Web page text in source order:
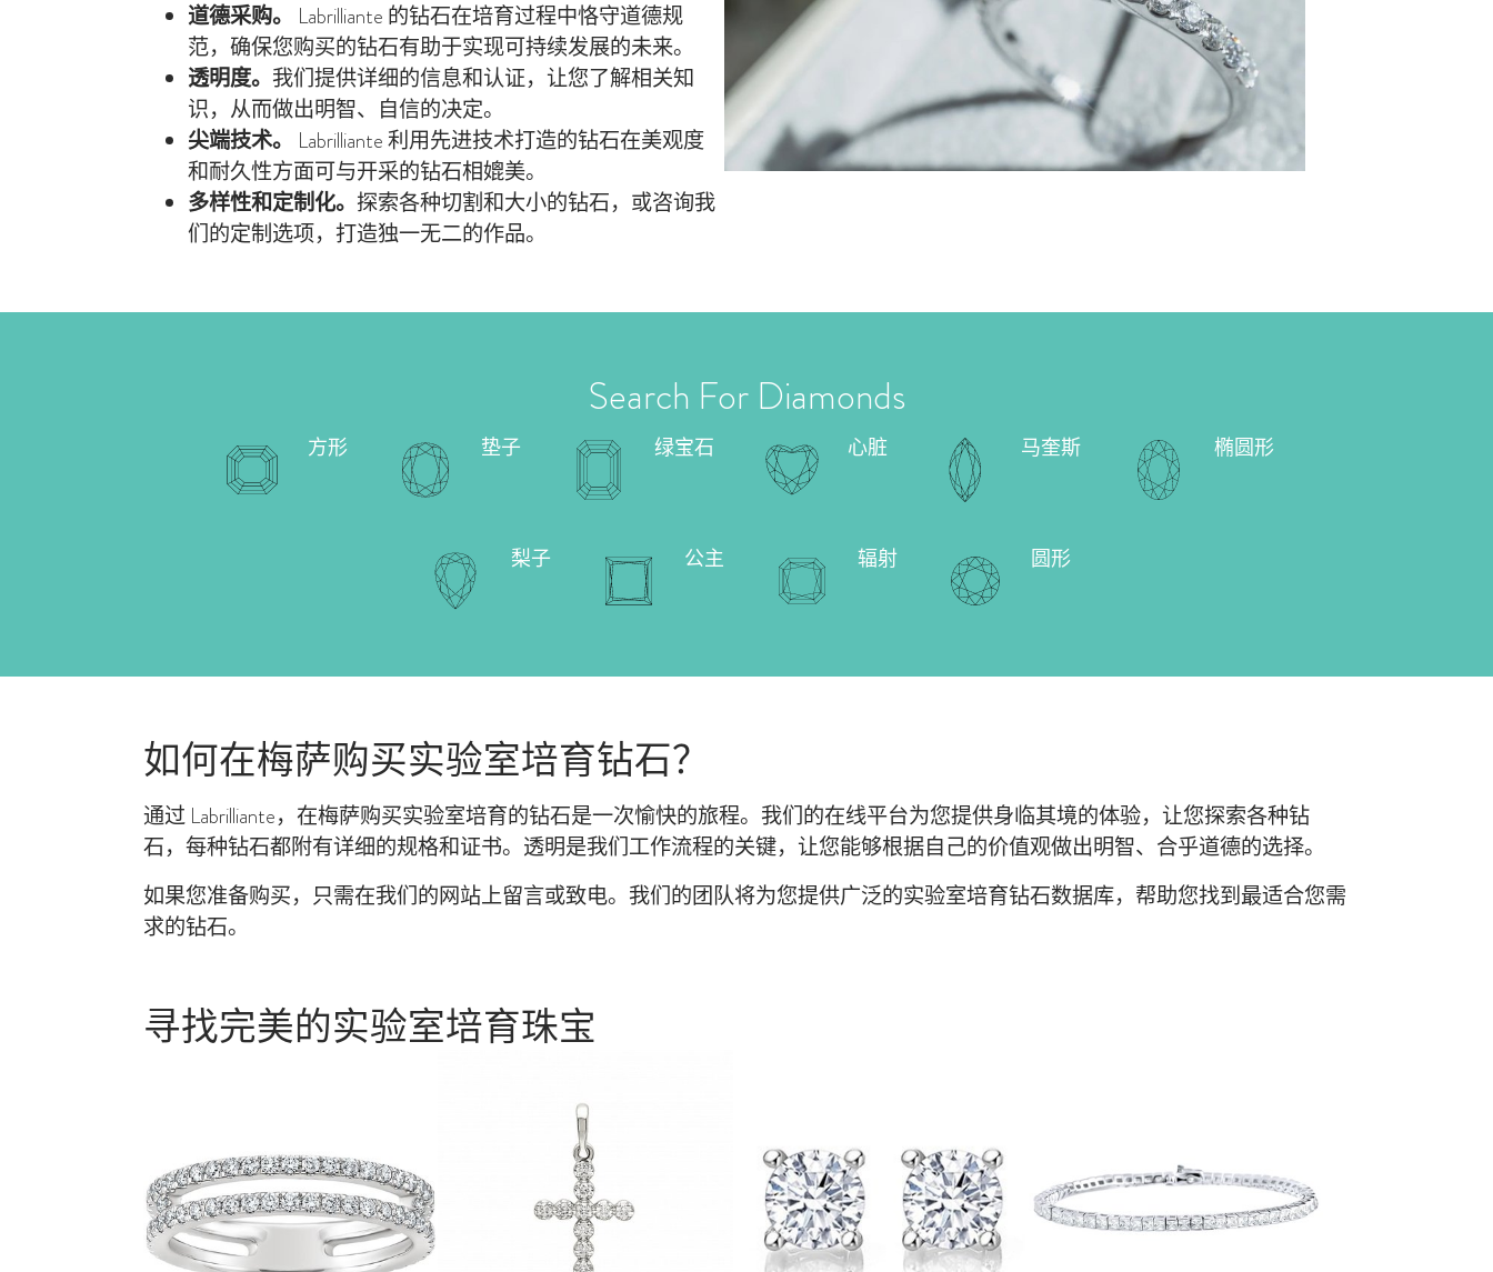
道德采购。 Labrilliante 的钻石在培育过程中恪守道德规
范，确保您购买的钻石有助于实现可持续发展的未来。
透明度。 我们提供详细的信息和认证，让您了解相关知
识，从而做出明智、自信的决定。
尖端技术。 Labrilliante 利用先进技术打造的钻石在美观度
和耐久性方面可与开采的钻石相媲美。
多样性和定制化。 探索各种切割和大小的钻石，或咨询我
们的定制选项，打造独一无二的作品。
Search For Diamonds
方形 垫子 绿宝石 心脏 马奎斯 椭圆形
梨子 公主 辐射 圆形
如何在梅萨购买实验室培育钻石？
通过 Labrilliante，在梅萨购买实验室培育的钻石是一次愉快的旅程。我们的在线平台为您提供身临其境的体验，让您探索各种钻
石，每种钻石都附有详细的规格和证书。透明是我们工作流程的关键，让您能够根据自己的价值观做出明智、合乎道德的选择。
如果您准备购买，只需在我们的网站上留言或致电。我们的团队将为您提供广泛的实验室培育钻石数据库，帮助您找到最适合您需
求的钻石。
寻找完美的实验室培育珠宝